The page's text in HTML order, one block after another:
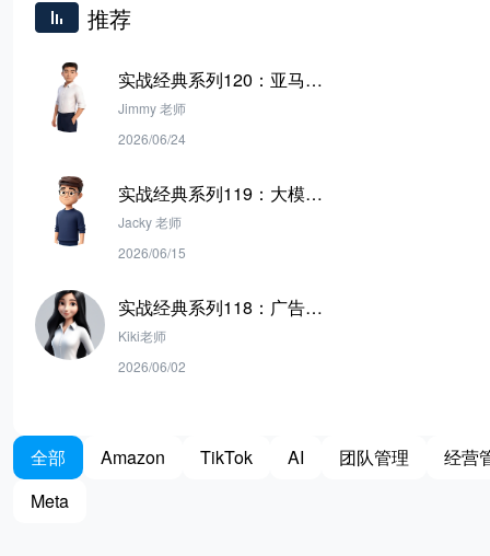
推荐
实战经典系列120：亚马逊
广告底层逻辑与 SP 广告打
法
Jimmy 老师
2026/06/24
实战经典系列119：大模型
做不好亚马逊运营？ 多工具
Agent的落地破局之路
Jacky 老师
2026/06/15
实战经典系列118：广告位
逻辑拆解：TOS/ROS/PP的
差异与新手溢价策略
Kiki老师
2026/06/02
全部 Amazon TikTok AI 团队管理
经营
Meta